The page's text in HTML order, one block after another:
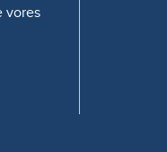
vores